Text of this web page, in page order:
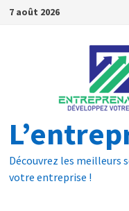
7 août 2026
Découvrez les meilleurs
votre entreprise !